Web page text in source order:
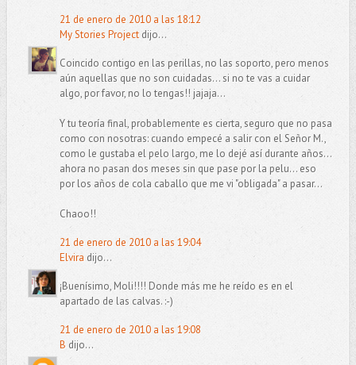
21 de enero de 2010 a las 18:12
My Stories Projectdijo...
Coincido contigo en las perillas, no las soporto, pero menos
aún aquellas que no son cuidadas... si no te vas a cuidar
algo, por favor, no lo tengas!! jajaja...
Y tu teoría final, probablemente es cierta, seguro que no pasa
como con nosotras: cuando empecé a salir con el Señor M.,
como le gustaba el pelo largo, me lo dejé así durante años...
ahora no pasan dos meses sin que pase por la pelu... eso
por los años de cola caballo que me vi "obligada" a pasar...
Chaoo!!
21 de enero de 2010 a las 19:04
Elvira dijo...
¡Buenísimo, Moli!!!! Donde más me he reído es en el
apartado de las calvas. :-)
21 de enero de 2010 a las 19:08
B dijo...